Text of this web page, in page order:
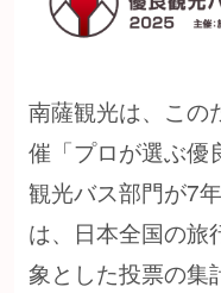
南薩観光は、この
催「プロが選ぶ優
観光バス部門が7
は、日本全国の旅
象とした投票の集